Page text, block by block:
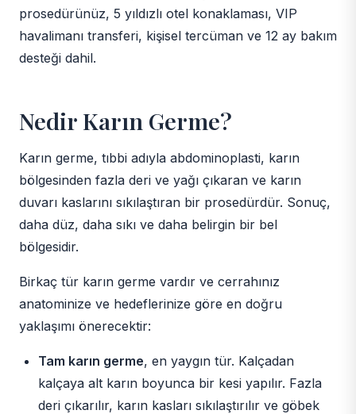
prosedürünüz, 5 yıldızlı otel konaklaması, VIP
havalimanı transferi, kişisel tercüman ve 12 ay bakım
desteği dahil.
Nedir Karın Germe?
Karın germe, tıbbi adıyla abdominoplasti, karın
bölgesinden fazla deri ve yağı çıkaran ve karın
duvarı kaslarını sıkılaştıran bir prosedürdür. Sonuç,
daha düz, daha sıkı ve daha belirgin bir bel
bölgesidir.
Birkaç tür karın germe vardır ve cerrahınız
anatominize ve hedeflerinize göre en doğru
yaklaşımı önerecektir:
Tam karın germe, en yaygın tür. Kalçadan
kalçaya alt karın boyunca bir kesi yapılır. Fazla
deri çıkarılır, karın kasları sıkılaştırılır ve göbek